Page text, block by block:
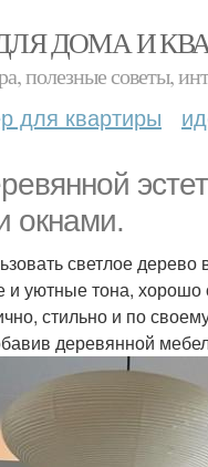
ДОМА И
полезные советы,
для квартиры
окнами.
светлое
и уютные тона,
стильно и по
деревянной